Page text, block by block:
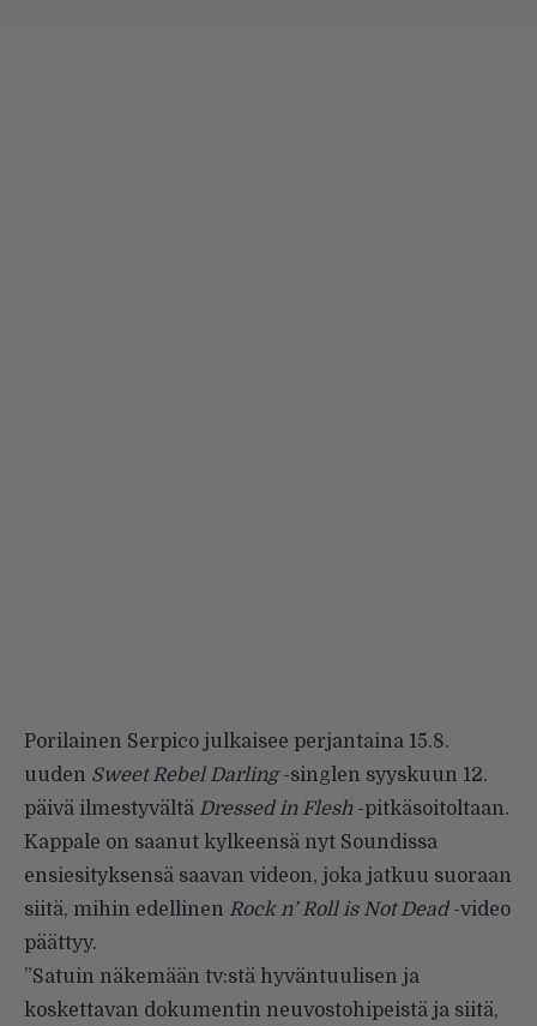
Porilainen Serpico julkaisee perjantaina 15.8.
uuden Sweet Rebel Darling-singlen syyskuun 12.
päivä ilmestyvältä Dressed in Flesh -pitkäsoitoltaan.
Kappale on saanut kylkeensä nyt Soundissa
ensiesityksensä saavan videon, joka jatkuu suoraan
siitä, mihin edellinen Rock n’ Roll is Not Dead-video
päättyy.
”Satuin näkemään tv:stä hyväntuulisen ja
koskettavan dokumentin neuvostohipeistä ja siitä,